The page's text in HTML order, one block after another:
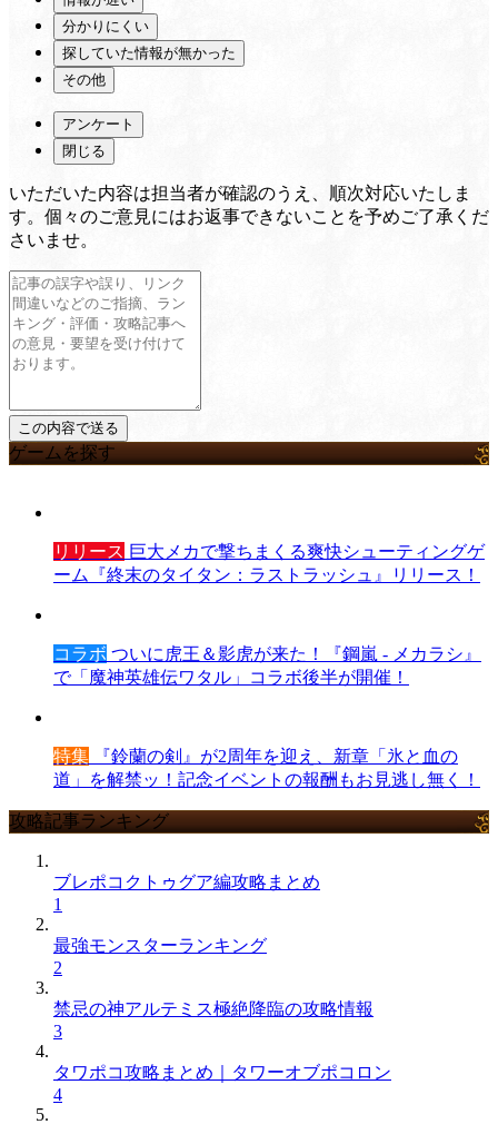
分かりにくい
探していた情報が無かった
その他
アンケート
閉じる
いただいた内容は担当者が確認のうえ、順次対応いたしま
す。個々のご意見にはお返事できないことを予めご了承くだ
さいませ。
ゲームを探す
リリース 巨大メカで撃ちまくる爽快シューティングゲ
ーム『終末のタイタン：ラストラッシュ』リリース！
コラボ ついに虎王＆影虎が来た！『鋼嵐 - メカラシ』
で「魔神英雄伝ワタル」コラボ後半が開催！
特集 『鈴蘭の剣』が2周年を迎え、新章「氷と血の
道」を解禁ッ！記念イベントの報酬もお見逃し無く！
攻略記事ランキング
ブレポコクトゥグア編攻略まとめ
1
最強モンスターランキング
2
禁忌の神アルテミス極絶降臨の攻略情報
3
タワポコ攻略まとめ｜タワーオブポコロン
4